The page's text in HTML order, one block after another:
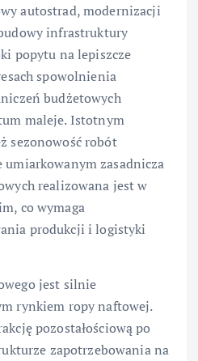
autostrad, modernizacji
infrastruktury
popytu na lepiszcze
spowolnienia
budżetowych
maleje. Istotnym
sezonowość robót
zasadnicza
realizowana jest w
co wymaga
produkcji i logistyki
jest silnie
rynkiem ropy naftowej.
pozostałościową po
zapotrzebowania na